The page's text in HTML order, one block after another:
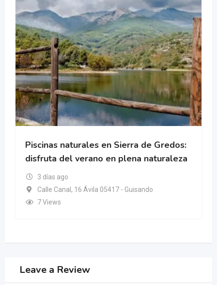
Piscinas naturales en Sierra de Gredos:
disfruta del verano en plena naturaleza
3 días ago
Calle Canal, 16 Ávila 05417 - Guisando
7 Views
Leave a Review